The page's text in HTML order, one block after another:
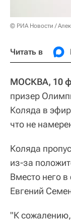
© РИА Новости /
Читать в
МОСКВА, 10
призер
Коляда в
что не
Коляда
из-за
Вместо него
Евгений
"К сожалению,